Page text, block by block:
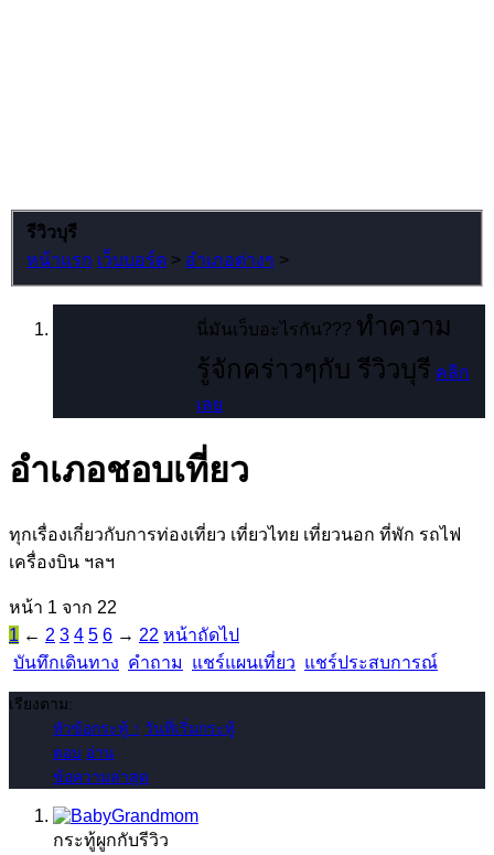
รีวิวบุรี
หน้าแรก เว็บบอร์ด > อำเภอต่างๆ >
นี่มันเว็บอะไรกัน??? ทำความ
รู้จักคร่าวๆกับ รีวิวบุรี คลิก
เลย
อำเภอชอบเที่ยว
ทุกเรื่องเกี่ยวกับการท่องเที่ยว เที่ยวไทย เที่ยวนอก ที่พัก รถไฟ
เครื่องบิน ฯลฯ
หน้า 1 จาก 22
1 ← 2 3 4 5 6 → 22 หน้าถัดไป
บันทึกเดินทาง คำถาม แชร์แผนเที่ยว แชร์ประสบการณ์
เรียงตาม:
หัวข้อกระทู้ ↑ วันที่เริ่มกระทู้
ตอบ อ่าน
ข้อความล่าสุด
กระทู้ผูกกับรีวิว